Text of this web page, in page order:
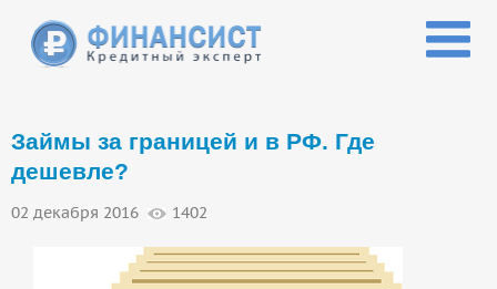
Займы за границей и в РФ. Где
дешевле?
02 декабря 2016 1402